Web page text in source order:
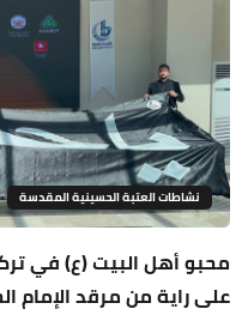
نشاطات العتبة الحسينية المقدسة
محبو أهل البيت (ع) في
على راية من مرقد الإمام